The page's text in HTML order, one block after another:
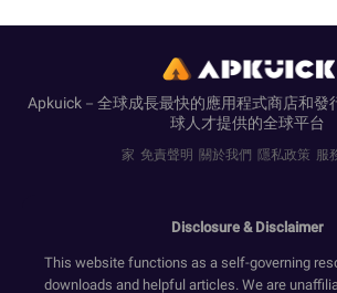
Apkuick－全球成長最快的應用程式商店和發
球人才提供的全球平台
家 免責聲明 關於我們 隱私政策 服
Disclosure & Disclaimer
This website functions as a self-governing
downloads and helpful articles. We are